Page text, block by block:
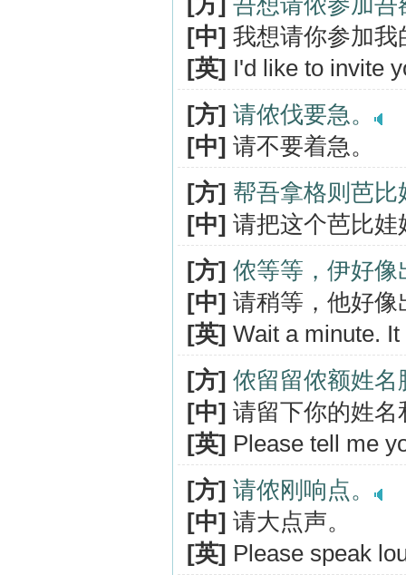
[中] 我想请你参加我
[英] I'd like to invite
[方] 请侬伐要急。
[中] 请不要着急。
[方] 帮吾拿格则芭
[中] 请把这个芭比
[方] 侬等等，伊好像
[中] 请稍等，他好像
[英] Wait a minute.
[方] 侬留留侬额姓名
[中] 请留下你的姓名
[英] Please tell me
[方] 请侬刚响点。
[中] 请大点声。
[英] Please speak